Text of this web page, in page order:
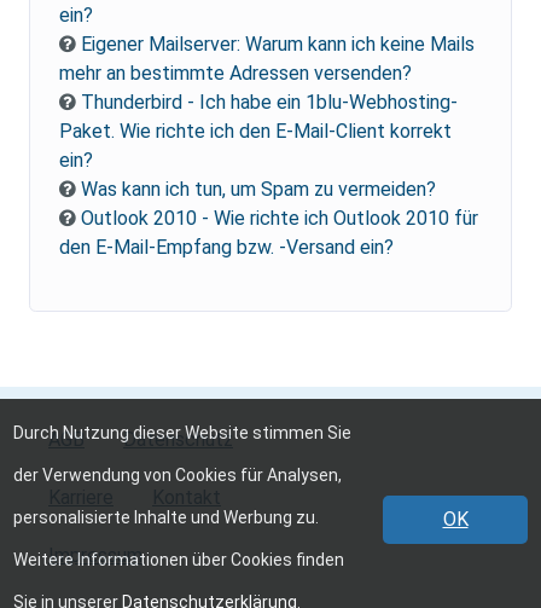
ein?
Eigener Mailserver: Warum kann ich keine Mails
mehr an bestimmte Adressen versenden?
Thunderbird - Ich habe ein 1blu-Webhosting-
Paket. Wie richte ich den E-Mail-Client korrekt
ein?
Was kann ich tun, um Spam zu vermeiden?
Outlook 2010 - Wie richte ich Outlook 2010 für
den E-Mail-Empfang bzw. -Versand ein?
AGB Datenschutz
Impressum
Durch Nutzung dieser Website stimmen Sie
der Verwendung von Cookies für Analysen,
personalisierte Inhalte und Werbung zu.
Weitere Informationen über Cookies finden
Sie in unserer Datenschutzerklärung
OK